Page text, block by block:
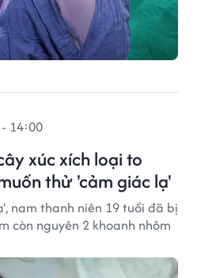
xúc xích loại to
thử 'cảm giác lạ'
14:00
nam thanh niên 19 tuổi đã bị
còn nguyên 2 khoanh nhôm